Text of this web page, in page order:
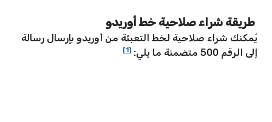
طريقة شراء صلاحية خط أوريدو
يُمكنك شراء صلاحية لخط التعبئة من أوريدو بإرسال رسالة
إلى الرقم 500 متضمنة ما يلي:
[1]